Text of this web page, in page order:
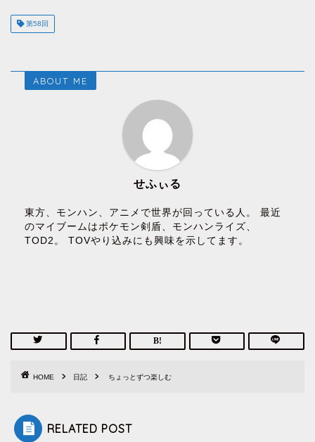
第58回
ABOUT ME
せふぃる
東方、モンハン、アニメで世界が回っている人。 最近
のマイブームはポケモン剣盾、モンハンライズ、
TOD2。 TOVやり込みにも興味を示してます。
HOME 日記 ちょっとずつ楽しむ
RELATED POST